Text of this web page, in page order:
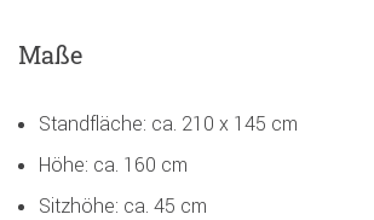
Maße
Standfläche: ca. 210 x 145 cm
Höhe: ca. 160 cm
Sitzhöhe: ca. 45 cm